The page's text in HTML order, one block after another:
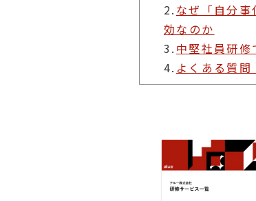
2. なぜ「自分
効なのか
3. 中堅社員研
4. よくある質問